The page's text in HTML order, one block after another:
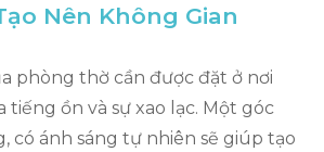
Nên Không Gian
phòng thờ cần được đặt ở nơi
tiếng ồn và sự xao lạc. Một góc
có ánh sáng tự nhiên sẽ giúp tạo